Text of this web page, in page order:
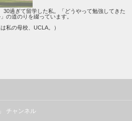
30過ぎて留学した私。「どうやって勉強してきた
の道のりを綴っています。
は私の母校、UCLA。）
チャンネル